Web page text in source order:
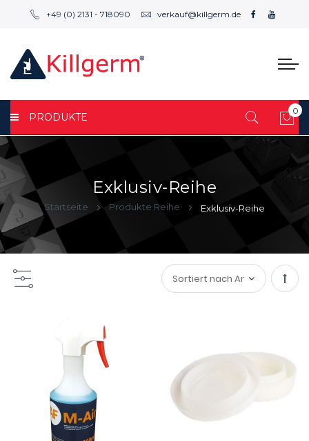
+49 (0) 2131 - 718090 verkauf@killgerm.de
PRODUKTE
0
Exklusiv-Reihe
Startseite Produkte Reihe Exklusiv-Reihe